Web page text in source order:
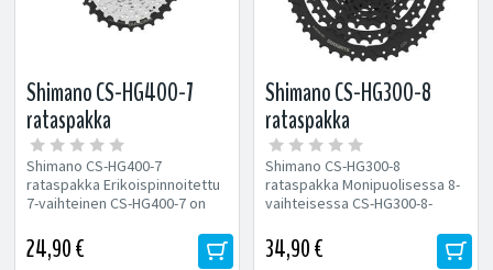
Shimano CS-HG400-7
rataspakka
Shimano CS-HG400-7
rataspakka Erikoispinnoitettu
7-vaihteinen CS-HG400-7 on
käytetyn HG-M-
urakiinnityksen...
24,90 €
Shimano CS-HG300-8
rataspakka
Shimano CS-HG300-8
rataspakka Monipuolisessa 8-
vaihteisessa CS-HG300-8-
yksinkertainen...
34,90 €